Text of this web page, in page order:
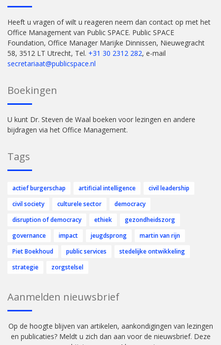
Heeft u vragen of wilt u reageren neem dan contact op met het
Office Management van Public SPACE. Public SPACE
Foundation, Office Manager Marijke Dinnissen, Nieuwegracht
58, 3512 LT Utrecht, Tel. +31 30 2312 282, e-mail
secretariaat@publicspace.nl
Boekingen
U kunt Dr. Steven de Waal boeken voor lezingen en andere
bijdragen via het Office Management.
Tags
actief burgerschap artificial intelligence
civil leadership
civil society
culturele sector
democracy
disruption of democracy
ethiek
gezondheidszorg
governance
impact jeugdsprong
martin van rijn
Piet Boekhoud
public services
stedelijke ontwikkeling
strategie
zorgstelsel
Aanmelden nieuwsbrief
Op de hoogte blijven van artikelen, aankondigingen van lezingen
en publicaties? Meldt u zich dan aan voor de nieuwsbrief. Deze